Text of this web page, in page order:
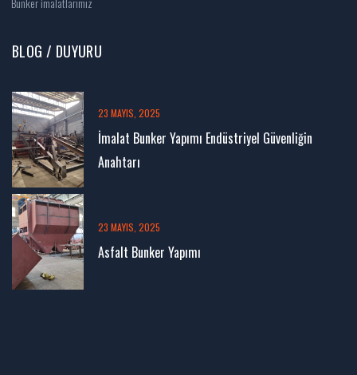
BLOG / DUYURU
23 MAYIS, 2025
İmalat Bunker Yapımı Endüstriyel Güvenliğin
Anahtarı
23 MAYIS, 2025
Asfalt Bunker Yapımı